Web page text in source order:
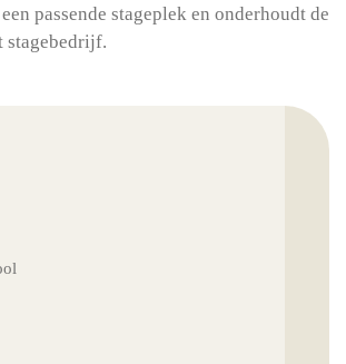
passende stageplek en onderhoudt de
stagebedrijf.